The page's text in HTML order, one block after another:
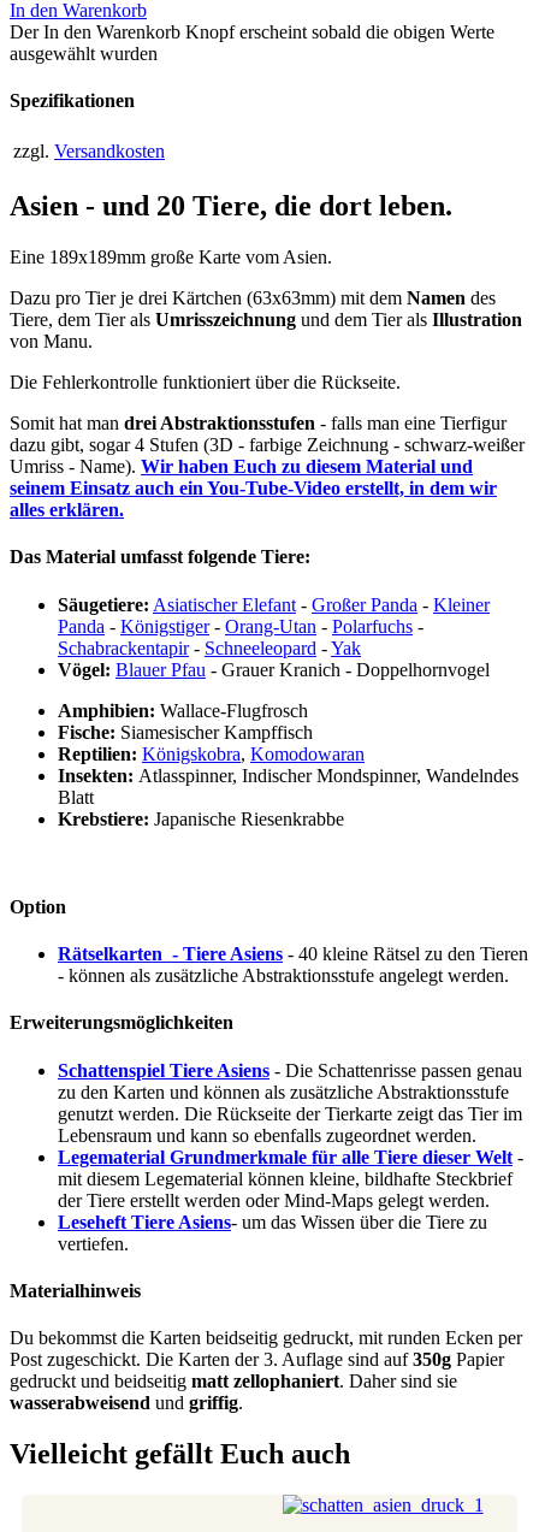
In den Warenkorb
Der In den Warenkorb Knopf erscheint sobald die obigen Werte
ausgewählt wurden
Spezifikationen
zzgl. Versandkosten
Asien - und 20 Tiere, die dort leben.
Eine 189x189mm große Karte vom Asien.
Dazu pro Tier je drei Kärtchen (63x63mm) mit dem Namen des
Tiere, dem Tier als Umrisszeichnung und dem Tier als Illustration
von Manu.
Die Fehlerkontrolle funktioniert über die Rückseite.
Somit hat man drei Abstraktionsstufen - falls man eine Tierfigur
dazu gibt, sogar 4 Stufen (3D - farbige Zeichnung - schwarz-weißer
Umriss - Name). Wir haben Euch zu diesem Material und
seinem Einsatz auch ein You-Tube-Video erstellt, in dem wir
alles erklären.
Das Material umfasst folgende Tiere:
Säugetiere: Asiatischer Elefant - Großer Panda - Kleiner
Panda - Königstiger- Orang-Utan - Polarfuchs -
Schabrackentapir- Schneeleopard -Yak
Vögel: Blauer Pfau - Grauer Kranich - Doppelhornvogel
Amphibien: Wallace-Flugfrosch
Fische: Siamesischer Kampffisch
Reptilien: Königskobra, Komodowaran
Insekten: Atlasspinner, Indischer Mondspinner, Wandelndes
Blatt
Krebstiere: Japanische Riesenkrabbe
Option
Rätselkarten - Tiere Asiens - 40 kleine Rätsel zu den Tieren
- können als zusätzliche Abstraktionsstufe angelegt werden.
Erweiterungsmöglichkeiten
Schattenspiel Tiere Asiens - Die Schattenrisse passen genau
zu den Karten und können als zusätzliche Abstraktionsstufe
genutzt werden. Die Rückseite der Tierkarte zeigt das Tier im
Lebensraum und kann so ebenfalls zugeordnet werden.
Legematerial Grundmerkmale für alle Tiere dieser Welt -
mit diesem Legematerial können kleine, bildhafte Steckbrief
der Tiere erstellt werden oder Mind-Maps gelegt werden.
Leseheft Tiere Asiens- um das Wissen über die Tiere zu
vertiefen.
Materialhinweis
Du bekommst die Karten beidseitig gedruckt, mit runden Ecken per
Post zugeschickt. Die Karten der 3. Auflage sind auf350g Papier
gedruckt und beidseitig matt zellophaniert. Daher sind sie
wasserabweisend und griffig.
Vielleicht gefällt Euch auch